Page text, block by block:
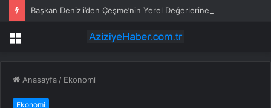
Menü
Anasayfa / Ekonomi
Ekonomi